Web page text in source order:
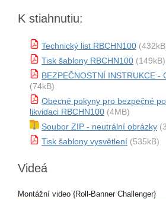
K stiahnutiu:
Technický list RBCHN100
Tisk šablony RBCHN100 (149kB)
BEZPEČNOSTNÍ INSTRUKCE -
(74kB)
Obecné pokyny pro bezpečné
likvidaci RBCHN100 (4MB)
Soubor ZIP - neutrální obrázky
Tisk šablony vysvětlení (535kB)
Videá
Montážní video {Roll-Banner Challenger}